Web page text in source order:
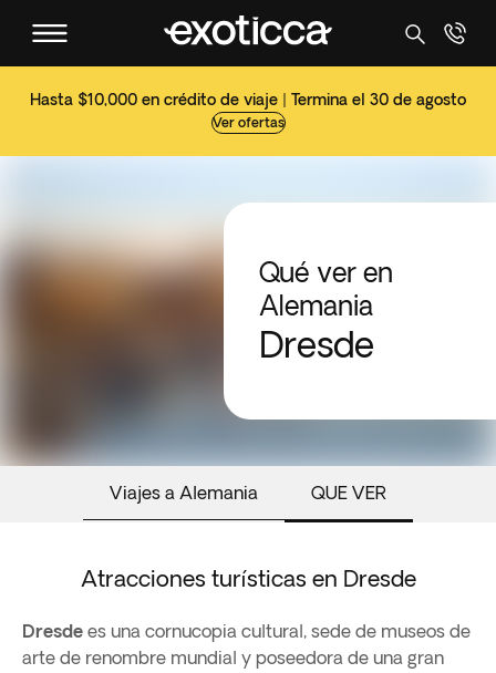
Hasta $10,000 en crédito de viaje | Termina el 30 de agosto
Ver ofertas
Qué ver en
Alemania
Dresde
Viajes a Alemania QUE VER
Atracciones turísticas en Dresde
Dresde es una cornucopia cultural, sede de museos de
arte de renombre mundial y poseedora de una gran